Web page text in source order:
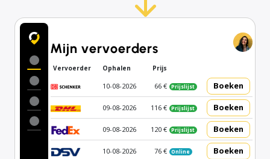
Mijn vervoerders
Vervoerder Ophalen Prijs
10-08-2026 66 € Prijslijst Boeken
09-08-2026 116 € Prijslijst Boeken
09-08-2026 120 € Prijslijst Boeken
10-08-2026 76 € Online Boeken